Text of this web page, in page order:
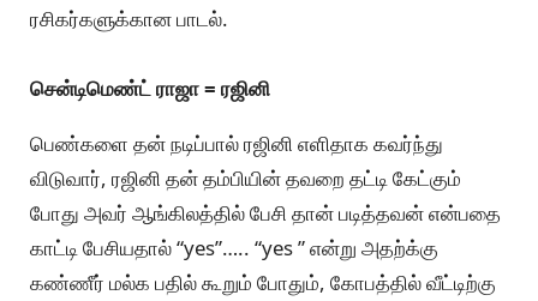
ரசிகர்களுக்கான பாடல்.
சென்டிமெண்ட் ராஜா = ரஜினி
பெண்களை தன் நடிப்பால் ரஜினி எளிதாக கவர்ந்து
விடுவார், ரஜினி தன் தம்பியின் தவறை தட்டி கேட்கும்
போது அவர் ஆங்கிலத்தில் பேசி தான் படித்தவன் என்பதை
காட்டி பேசியதால் “yes”….. “yes ” என்று அதற்க்கு
கண்ணீர் மல்க பதில் கூறும் போதும், கோபத்தில் வீட்டிற்கு